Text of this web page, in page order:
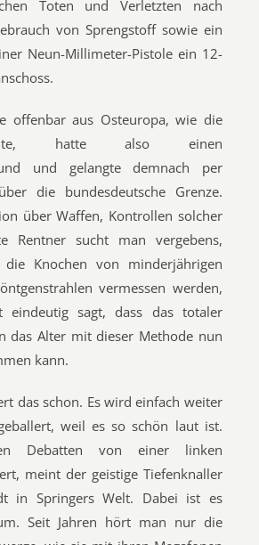
Toten und Verletzten nach
von Sprengstoff sowie ein
Neun-Millimeter-Pistole ein 12-
offenbar aus Osteuropa, wie die
hatte also einen
und gelangte demnach per
die bundesdeutsche Grenze.
über Waffen, Kontrollen solcher
Rentner sucht man vergebens,
die Knochen von minderjährigen
vermessen werden,
eindeutig sagt, dass das totaler
das Alter mit dieser Methode nun
kann.
das schon. Es wird einfach weiter
weil es so schön laut ist.
Debatten von einer linken
meint der geistige Tiefenknaller
in Springers Welt. Dabei ist es
Seit Jahren hört man nur die